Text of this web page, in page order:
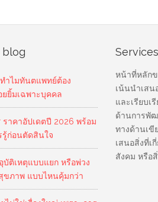
blog
ำไมทันตแพทย์ต้อง
ยยิ้มเฉพาะบุคคล
ราคาอัปเดตปี 2026 พร้อม
รู้ก่อนตัดสินใจ
บัติเหตุแบบแยก หรือพ่วง
ขภาพ แบบไหนคุ้มกว่า
Services
หน้าที่หลักข
เน้นนำเสน
และเรียบเ
ด้านการพั
ทางด้านเขี
เสนอสิ่งที่เ
สังคม หรือ